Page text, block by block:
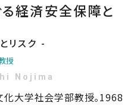
経済安全保障と
リスク -
授
Nojima
化大学社会学部教授。1968